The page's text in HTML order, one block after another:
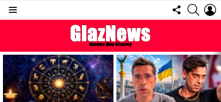
FOLLOW
US
ОСТАННІ
СТАТТІ